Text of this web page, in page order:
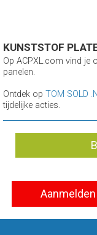
KUNSTSTOF
Op ACPXL.com vind
panelen.
Ontdek op TOM SOLD
tijdelijke acties.